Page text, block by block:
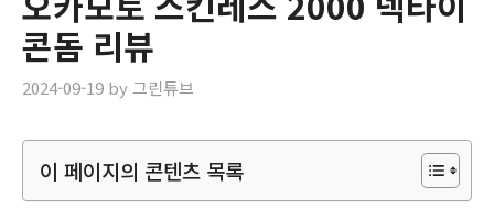
콘돔 리뷰
2024-09-19 by그린튜브
이 페이지의 콘텐츠 목록